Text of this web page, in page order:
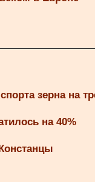
зерна на
на 40%